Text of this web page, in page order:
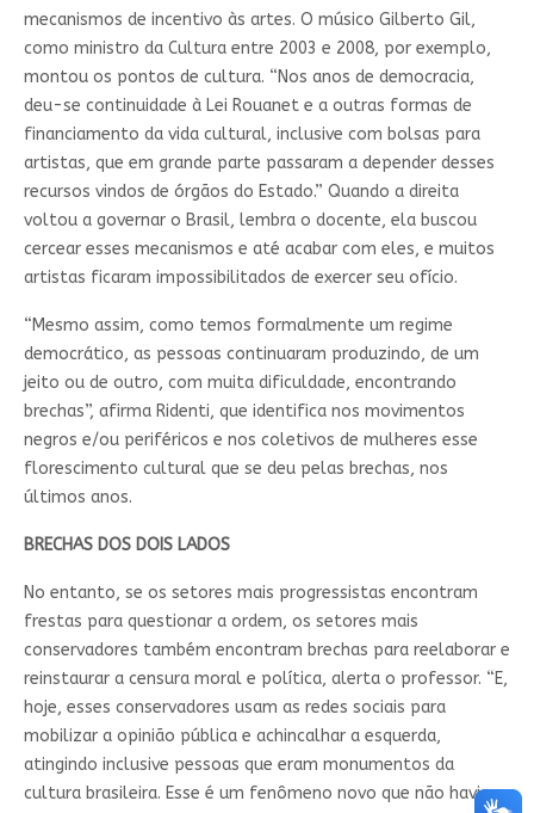
mecanismos de incentivo às artes. O músico Gilberto Gil,
como ministro da Cultura entre 2003 e 2008, por exemplo,
montou os pontos de cultura. “Nos anos de democracia,
deu-se continuidade à Lei Rouanet e a outras formas de
financiamento da vida cultural, inclusive com bolsas para
artistas, que em grande parte passaram a depender desses
recursos vindos de órgãos do Estado.” Quando a direita
voltou a governar o Brasil, lembra o docente, ela buscou
cercear esses mecanismos e até acabar com eles, e muitos
artistas ficaram impossibilitados de exercer seu ofício.
“Mesmo assim, como temos formalmente um regime
democrático, as pessoas continuaram produzindo, de um
jeito ou de outro, com muita dificuldade, encontrando
brechas”, afirma Ridenti, que identifica nos movimentos
negros e/ou periféricos e nos coletivos de mulheres esse
florescimento cultural que se deu pelas brechas, nos
últimos anos.
BRECHAS DOS DOIS LADOS
No entanto, se os setores mais progressistas encontram
frestas para questionar a ordem, os setores mais
conservadores também encontram brechas para reelaborar e
reinstaurar a censura moral e política, alerta o professor. “E,
hoje, esses conservadores usam as redes sociais para
mobilizar a opinião pública e achincalhar a esquerda,
atingindo inclusive pessoas que eram monumentos da
cultura brasileira. Esse é um fenômeno novo que não havia